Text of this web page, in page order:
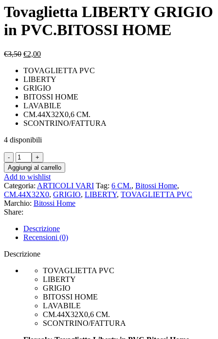
era:
€3,50.
è:
€2,00.
Tovaglietta LIBERTY GRIGIO
in PVC.BITOSSI HOME
€3,50 Il
originale
era:
€3,50.
€2,00Il
attuale
è:
€2,00.
TOVAGLIETTA PVC
LIBERTY
GRIGIO
BITOSSI HOME
LAVABILE
CM.44X32X0,6 CM.
SCONTRINO/FATTURA
4 disponibili
Tovaglietta
LIBERTY
GRIGIO
in
PVC.BITOSSI
HOME
quantità
Aggiungi al carrello
Add to wishlist
Categoria: ARTICOLI VARI Tag: 6 CM., Bitossi Home,
CM.44X32X0, GRIGIO, LIBERTY, TOVAGLIETTA PVC
Marchio: Bitossi Home
Share:
Descrizione
Recensioni (0)
Descrizione
TOVAGLIETTA PVC
LIBERTY
GRIGIO
BITOSSI HOME
LAVABILE
CM.44X32X0,6 CM.
SCONTRINO/FATTURA